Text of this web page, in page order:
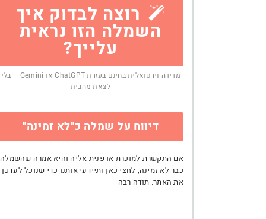
רוצה לבדוק איך
השמלה הזו נראית
עלייך?
מדידה וירטואלית בחינם בעזרת ChatGPT או Gemini — בלי
לצאת מהבית
דיווח על שמלה כ"לא זמינה"
אם התקשרת למוכרת או פנית אליה והיא אמרה שהשמלה
כבר לא זמינה, לחצי כאן ותיידעי אותנו כדי שנוכל לעדכן
את האתר. תודה רבה